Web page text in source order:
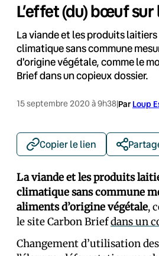
L’effet (du) bœuf
La viande et les produits
climatique sans commune
d'origine végétale, comme le
Brief dans un copieux dossier.
15 septembre 2020 à 9h38|Par Loup
Copier le lien
La viande et les produits
climatique sans commune
aliments d’origine végétale,
le site Carbon Briefdans un
Changement d’utilisation